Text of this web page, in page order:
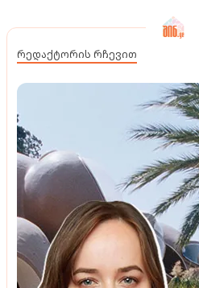
რედაქტორის რჩევით